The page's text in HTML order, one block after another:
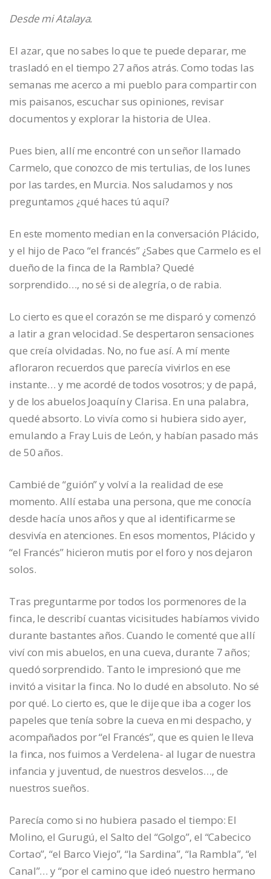
Desde mi Atalaya.
El azar, que no sabes lo que te puede deparar, me
trasladó en el tiempo 27 años atrás. Como todas las
semanas me acerco a mi pueblo para compartir con
mis paisanos, escuchar sus opiniones, revisar
documentos y explorar la historia de Ulea.
Pues bien, allí me encontré con un señor llamado
Carmelo, que conozco de mis tertulias, de los lunes
por las tardes, en Murcia. Nos saludamos y nos
preguntamos ¿qué haces tú aquí?
En este momento median en la conversación Plácido,
y el hijo de Paco “el francés” ¿Sabes que Carmelo es el
dueño de la finca de la Rambla? Quedé
sorprendido…, no sé si de alegría, o de rabia.
Lo cierto es que el corazón se me disparó y comenzó
a latir a gran velocidad. Se despertaron sensaciones
que creía olvidadas. No, no fue así. A mí mente
afloraron recuerdos que parecía vivirlos en ese
instante… y me acordé de todos vosotros; y de papá,
y de los abuelos Joaquín y Clarisa. En una palabra,
quedé absorto. Lo vivía como si hubiera sido ayer,
emulando a Fray Luis de León, y habían pasado más
de 50 años.
Cambié de “guión” y volví a la realidad de ese
momento. Allí estaba una persona, que me conocía
desde hacía unos años y que al identificarme se
desvivía en atenciones. En esos momentos, Plácido y
“el Francés” hicieron mutis por el foro y nos dejaron
solos.
Tras preguntarme por todos los pormenores de la
finca, le describí cuantas vicisitudes habíamos vivido
durante bastantes años. Cuando le comenté que allí
viví con mis abuelos, en una cueva, durante 7 años;
quedó sorprendido. Tanto le impresionó que me
invitó a visitar la finca. No lo dudé en absoluto. No sé
por qué. Lo cierto es, que le dije que iba a coger los
papeles que tenía sobre la cueva en mi despacho, y
acompañados por “el Francés”, que es quien le lleva
la finca, nos fuimos a Verdelena- al lugar de nuestra
infancia y juventud, de nuestros desvelos…, de
nuestros sueños.
Parecía como si no hubiera pasado el tiempo: El
Molino, el Gurugú, el Salto del “Golgo”, el “Cabecico
Cortao”, “el Barco Viejo”, “la Sardina”, “la Rambla”, “el
Canal”… y “por el camino que ideó nuestro hermano